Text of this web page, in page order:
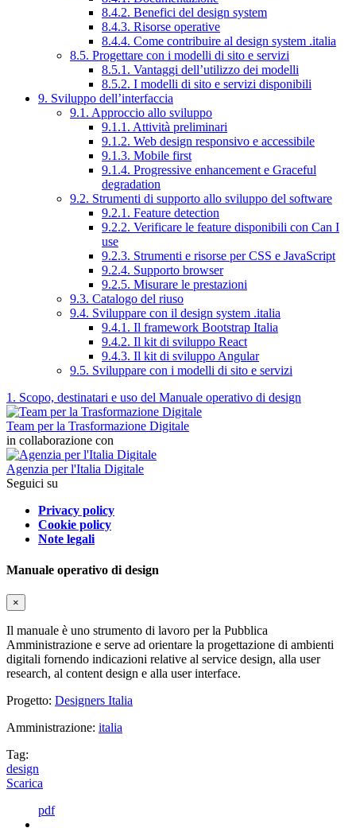
8.4.2. Benefici del design system
8.4.3. Risorse operative
8.4.4. Come contribuire al design system .italia
8.5. Progettare con i modelli di sito e servizi
8.5.1. Vantaggi dell’utilizzo dei modelli
8.5.2. I modelli di sito e servizi disponibili
9. Sviluppo dell’interfaccia
9.1. Approccio allo sviluppo
9.1.1. Attività preliminari
9.1.2. Web design responsivo e accessibile
9.1.3. Mobile first
9.1.4. Progressive enhancement e Graceful
degradation
9.2. Strumenti di supporto allo sviluppo del software
9.2.1. Feature detection
9.2.2. Verificare le feature disponibili con Can I
use
9.2.3. Strumenti e risorse per CSS e JavaScript
9.2.4. Supporto browser
9.2.5. Misurare le prestazioni
9.3. Catalogo del riuso
9.4. Sviluppare con il design system .italia
9.4.1. Il framework Bootstrap Italia
9.4.2. Il kit di sviluppo React
9.4.3. Il kit di sviluppo Angular
9.5. Sviluppare con i modelli di sito e servizi
1. Scopo, destinatari e uso del Manuale operativo di design
Team per la Trasformazione Digitale
in collaborazione con
Agenzia per l'Italia Digitale
Seguici su
Privacy policy
Cookie policy
Note legali
Manuale operativo di design
×
Il manuale è uno strumento di lavoro per la Pubblica
Amministrazione e serve ad orientare la progettazione di ambienti
digitali fornendo indicazioni relative al service design, alla user
research, al content design e alla user interface.
Progetto: Designers Italia
Amministrazione: italia
Tag:
design
Scarica
pdf